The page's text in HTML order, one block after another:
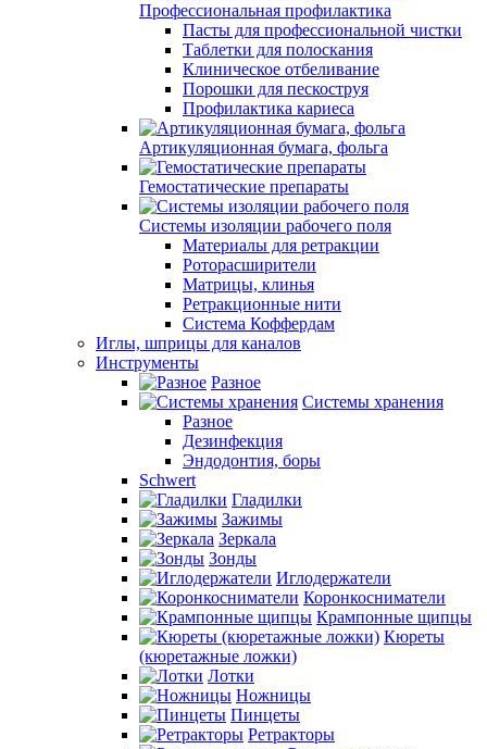
Профессиональная профилактика
Пасты для профессиональной чистки
Таблетки для полоскания
Клиническое отбеливание
Порошки для пескоструя
Профилактика кариеса
Артикуляционная бумага, фольга
Гемостатические препараты
Системы изоляции рабочего поля
Материалы для ретракции
Роторасширители
Матрицы, клинья
Ретракционные нити
Система Коффердам
Иглы, шприцы для каналов
Инструменты
Разное
Системы хранения
Разное
Дезинфекция
Эндодонтия, боры
Schwert
Гладилки
Зажимы
Зеркала
Зонды
Иглодержатели
Коронкосниматели
Крампонные щипцы
Кюреты
(кюретажные ложки)
Лотки
Ножницы
Пинцеты
Ретракторы